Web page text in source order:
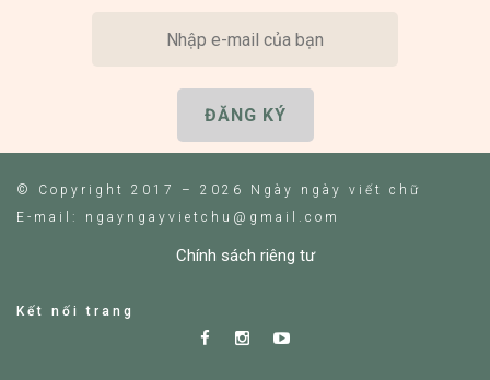
© Copyright 2017 – 2026 Ngày ngày viết chữ
E-mail: ngayngayvietchu@gmail.com
Chính sách riêng tư
Kết nối trang